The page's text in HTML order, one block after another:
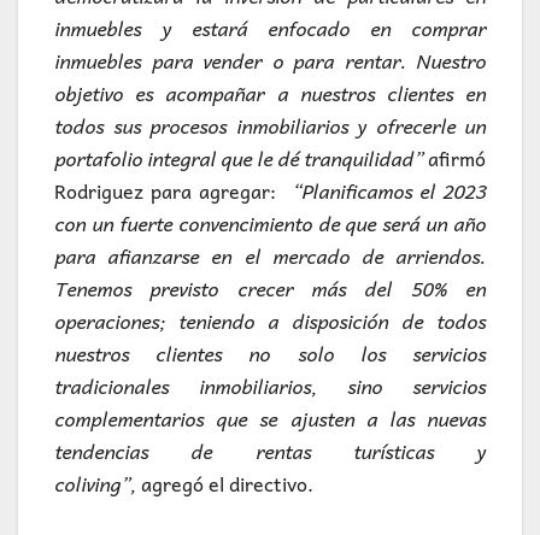
inmuebles y estará enfocado en comprar
inmuebles para vender o para rentar. Nuestro
objetivo es acompañar a nuestros clientes en
todos sus procesos inmobiliarios y ofrecerle un
portafolio integral que le dé tranquilidad”afirmó
Rodriguez para agregar:
“Planificamos el 2023
con un fuerte convencimiento de que será un año
para afianzarse en el mercado de arriendos.
Tenemos previsto crecer más del 50% en
operaciones; teniendo a disposición de todos
nuestros clientes no solo los servicios
tradicionales inmobiliarios, sino servicios
complementarios que se ajusten a las nuevas
tendencias de rentas turísticas y
coliving”,agregó el directivo.